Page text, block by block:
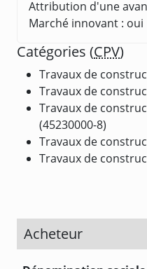
Attribution d'une
Marché innovant : oui
Catégories (CPV)
Travaux de
Travaux de
Travaux de
(45230000-8)
Travaux de
Travaux de
Acheteur